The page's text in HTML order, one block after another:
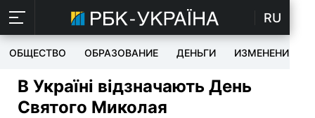
RU
ОБЩЕСТВО ОБРАЗОВАНИЕ ДЕНЬГИ ИЗМЕНЕНИЯ
В Україні відзначають День
Святого Миколая